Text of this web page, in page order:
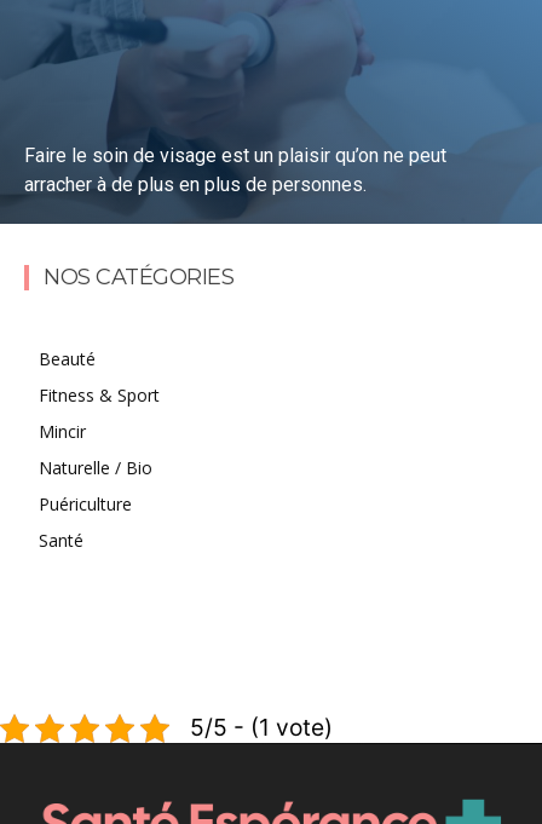
Faire le soin de visage est un plaisir qu’on ne peut
arracher à de plus en plus de personnes.
Lire la suite
NOS CATÉGORIES
Beauté
Fitness & Sport
Mincir
Naturelle / Bio
Puériculture
Santé
5/5 - (1 vote)